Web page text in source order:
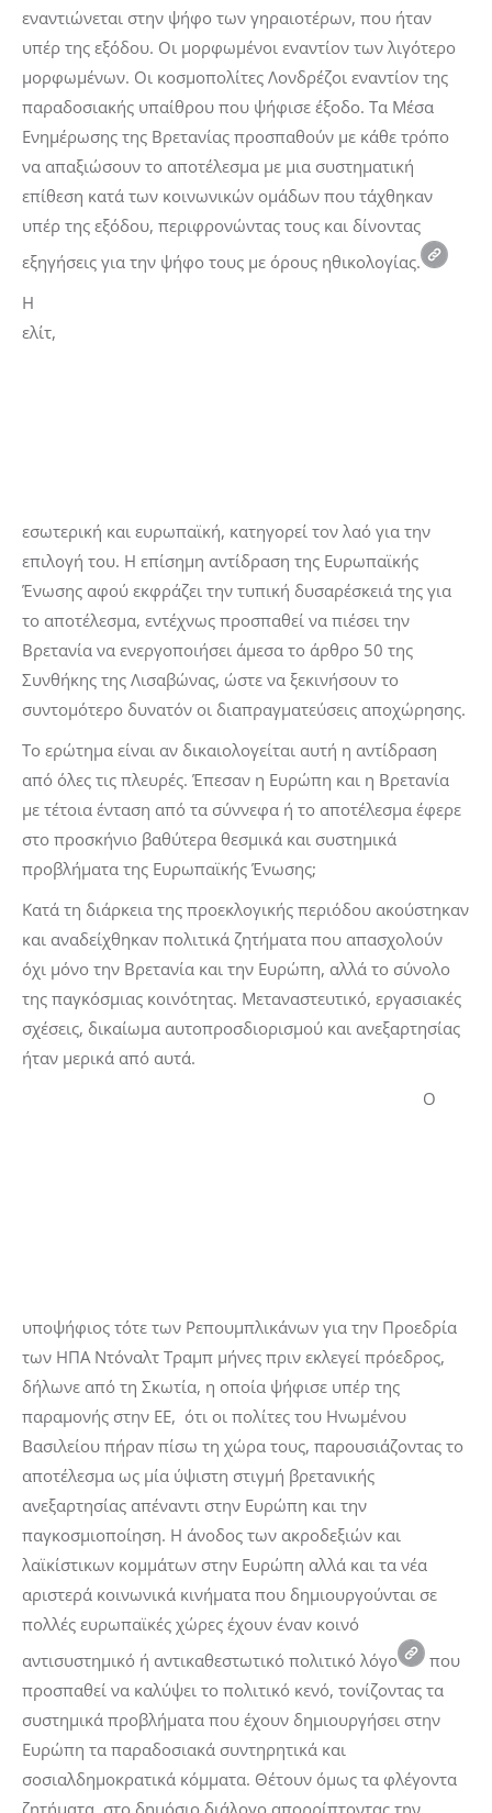
εναντιώνεται στην ψήφο των γηραιοτέρων, που ήταν
υπέρ της εξόδου. Οι μορφωμένοι εναντίον των λιγότερο
μορφωμένων. Οι κοσμοπολίτες Λονδρέζοι εναντίον της
παραδοσιακής υπαίθρου που ψήφισε έξοδο. Τα Μέσα
Ενημέρωσης της Βρετανίας προσπαθούν με κάθε τρόπο
να απαξιώσουν το αποτέλεσμα με μια συστηματική
επίθεση κατά των κοινωνικών ομάδων που τάχθηκαν
υπέρ της εξόδου, περιφρονώντας τους και δίνοντας
εξηγήσεις για την ψήφο τους με όρους ηθικολογίας.
Η
ελίτ,
εσωτερική και ευρωπαϊκή, κατηγορεί τον λαό για την
επιλογή του. Η επίσημη αντίδραση της Ευρωπαϊκής
Ένωσης αφού εκφράζει την τυπική δυσαρέσκειά της για
το αποτέλεσμα, εντέχνως προσπαθεί να πιέσει την
Βρετανία να ενεργοποιήσει άμεσα το άρθρο 50 της
Συνθήκης της Λισαβώνας, ώστε να ξεκινήσουν το
συντομότερο δυνατόν οι διαπραγματεύσεις αποχώρησης.
Το ερώτημα είναι αν δικαιολογείται αυτή η αντίδραση
από όλες τις πλευρές. Έπεσαν η Ευρώπη και η Βρετανία
με τέτοια ένταση από τα σύννεφα ή το αποτέλεσμα έφερε
στο προσκήνιο βαθύτερα θεσμικά και συστημικά
προβλήματα της Ευρωπαϊκής Ένωσης;
Κατά τη διάρκεια της προεκλογικής περιόδου ακούστηκαν
και αναδείχθηκαν πολιτικά ζητήματα που απασχολούν
όχι μόνο την Βρετανία και την Ευρώπη, αλλά το σύνολο
της παγκόσμιας κοινότητας. Μεταναστευτικό, εργασιακές
σχέσεις, δικαίωμα αυτοπροσδιορισμού και ανεξαρτησίας
ήταν μερικά από αυτά.
Ο
υποψήφιος τότε των Ρεπουμπλικάνων για την Προεδρία
των ΗΠΑ Ντόναλτ Τραμπ μήνες πριν εκλεγεί πρόεδρος,
δήλωνε από τη Σκωτία, η οποία ψήφισε υπέρ της
παραμονής στην ΕΕ, ότι οι πολίτες του Ηνωμένου
Βασιλείου πήραν πίσω τη χώρα τους, παρουσιάζοντας το
αποτέλεσμα ως μία ύψιστη στιγμή βρετανικής
ανεξαρτησίας απέναντι στην Ευρώπη και την
παγκοσμιοποίηση. Η άνοδος των ακροδεξιών και
λαϊκίστικων κομμάτων στην Ευρώπη αλλά και τα νέα
αριστερά κοινωνικά κινήματα που δημιουργούνται σε
πολλές ευρωπαϊκές χώρες έχουν έναν κοινό
αντισυστημικό ή αντικαθεστωτικό πολιτικό λόγο
που
προσπαθεί να καλύψει το πολιτικό κενό, τονίζοντας τα
συστημικά προβλήματα που έχουν δημιουργήσει στην
Ευρώπη τα παραδοσιακά συντηρητικά και
σοσιαλδημοκρατικά κόμματα. Θέτουν όμως τα φλέγοντα
ζητήματα, στο δημόσιο διάλογο απορρίπτοντας την